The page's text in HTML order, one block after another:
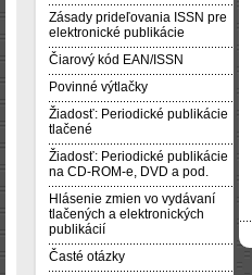
Zásady prideľovania ISSN pre
elektronické publikácie
Čiarový kód EAN/ISSN
Povinné výtlačky
Žiadosť: Periodické publikácie
tlačené
Žiadosť: Periodické publikácie
na CD-ROM-e, DVD a pod.
Hlásenie zmien vo vydávaní
tlačených a elektronických
publikácií
Časté otázky